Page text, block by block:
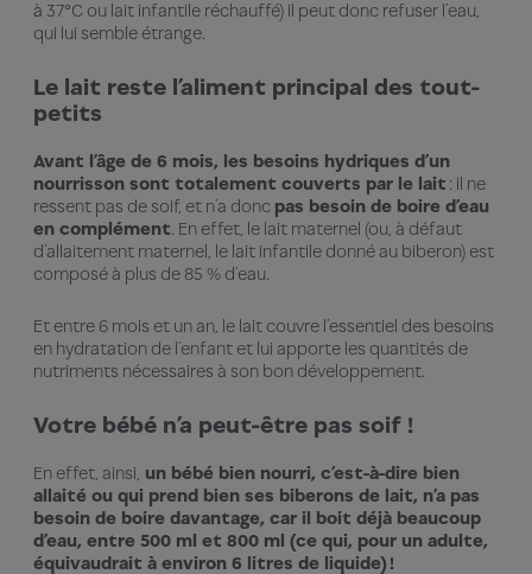
à 37°C ou lait infantile réchauffé) il peut donc refuser l’eau,
qui lui semble étrange.
Le lait reste l’aliment principal des tout-
petits
Avant l’âge de 6 mois, les besoins hydriques d’un
nourrisson sont totalement couverts par le lait : il ne
ressent pas de soif, et n’a donc pas besoin de boire d’eau
en complément. En effet, le lait maternel (ou, à défaut
d’allaitement maternel, le lait infantile donné au biberon) est
composé à plus de 85 % d’eau.
Et entre 6 mois et un an, le lait couvre l’essentiel des besoins
en hydratation de l’enfant et lui apporte les quantités de
nutriments nécessaires à son bon développement.
Votre bébé n’a peut-être pas soif !
En effet, ainsi, un bébé bien nourri, c’est-à-dire bien
allaité ou qui prend bien ses biberons de lait, n’a pas
besoin de boire davantage, car il boit déjà beaucoup
d’eau, entre 500 ml et 800 ml (ce qui, pour un adulte,
équivaudrait à environ 6 litres de liquide) !